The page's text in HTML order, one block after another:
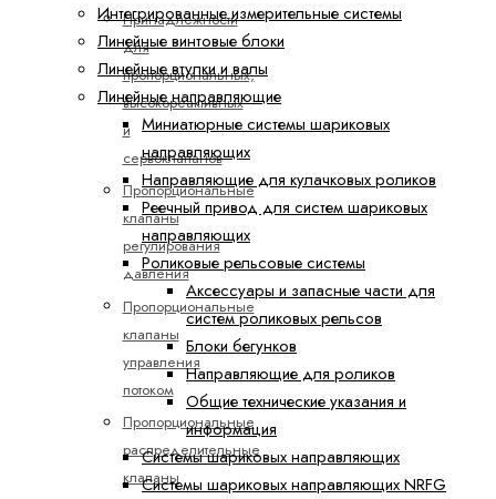
Принадлежности
для
пропорциональных,
высокореактивных
и
сервоклапанов
Пропорциональные
клапаны
регулирования
давления
Пропорциональные
клапаны
управления
потоком
Пропорциональные
распределительные
клапаны
Интегрированные измерительные системы
Линейные винтовые блоки
Линейные втулки и валы
Линейные направляющие
Миниатюрные системы шариковых
направляющих
Направляющие для кулачковых роликов
Реечный привод для систем шариковых
направляющих
Роликовые рельсовые системы
Аксессуары и запасные части для
систем роликовых рельсов
Блоки бегунков
Направляющие для роликов
Общие технические указания и
информация
Системы шариковых направляющих
Системы шариковых направляющих NRFG